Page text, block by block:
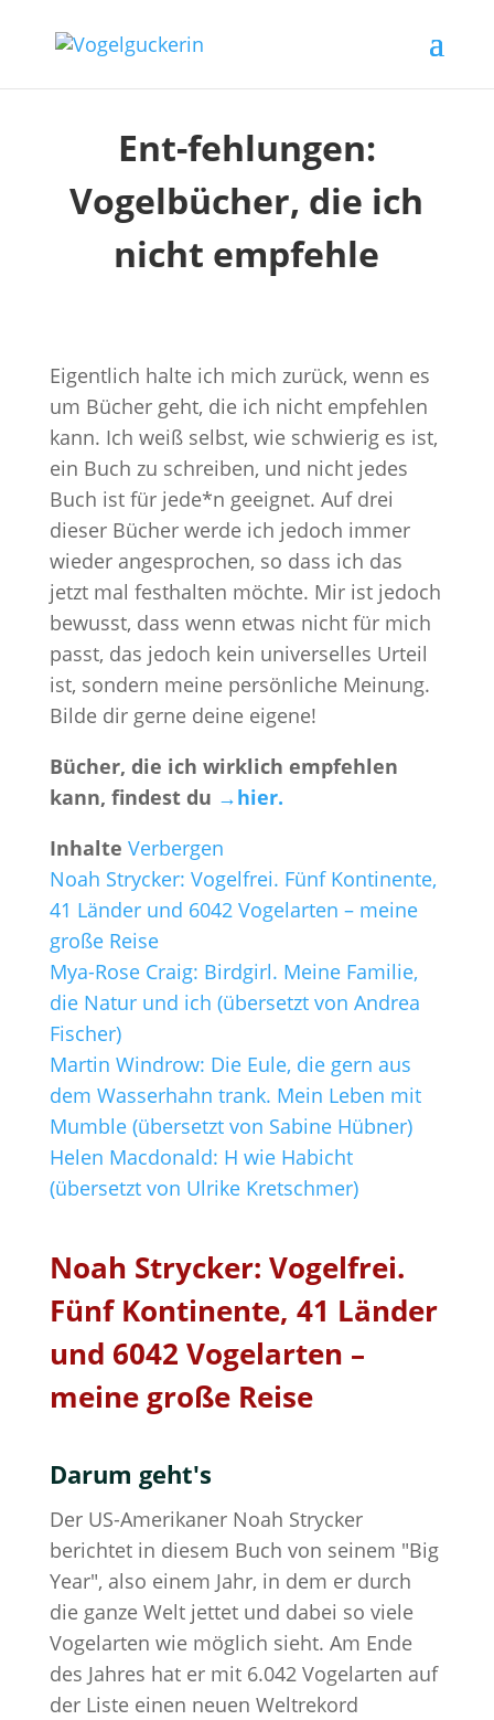
Ent-fehlungen:
Vogelbücher, die ich
nicht empfehle
Eigentlich halte ich mich zurück, wenn es
um Bücher geht, die ich nicht empfehlen
kann. Ich weiß selbst, wie schwierig es ist,
ein Buch zu schreiben, und nicht jedes
Buch ist für jede*n geeignet. Auf drei
dieser Bücher werde ich jedoch immer
wieder angesprochen, so dass ich das
jetzt mal festhalten möchte. Mir ist jedoch
bewusst, dass wenn etwas nicht für mich
passt, das jedoch kein universelles Urteil
ist, sondern meine persönliche Meinung.
Bilde dir gerne deine eigene!
Bücher, die ich wirklich empfehlen
kann, findest du →hier.
Inhalte Verbergen
Noah Strycker: Vogelfrei. Fünf Kontinente,
41 Länder und 6042 Vogelarten – meine
große Reise
Mya-Rose Craig: Birdgirl. Meine Familie,
die Natur und ich (übersetzt von Andrea
Fischer)
Martin Windrow: Die Eule, die gern aus
dem Wasserhahn trank. Mein Leben mit
Mumble (übersetzt von Sabine Hübner)
Helen Macdonald: H wie Habicht
(übersetzt von Ulrike Kretschmer)
Noah Strycker: Vogelfrei.
Fünf Kontinente, 41 Länder
und 6042 Vogelarten –
meine große Reise
Darum geht's
Der US-Amerikaner Noah Strycker
berichtet in diesem Buch von seinem "Big
Year", also einem Jahr, in dem er durch
die ganze Welt jettet und dabei so viele
Vogelarten wie möglich sieht. Am Ende
des Jahres hat er mit 6.042 Vogelarten auf
der Liste einen neuen Weltrekord